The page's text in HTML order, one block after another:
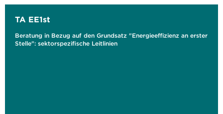
TA EE1st
Beratung in Bezug auf den Grundsatz "Energieeffizienz an erster
Stelle": sektorspezifische Leitlinien